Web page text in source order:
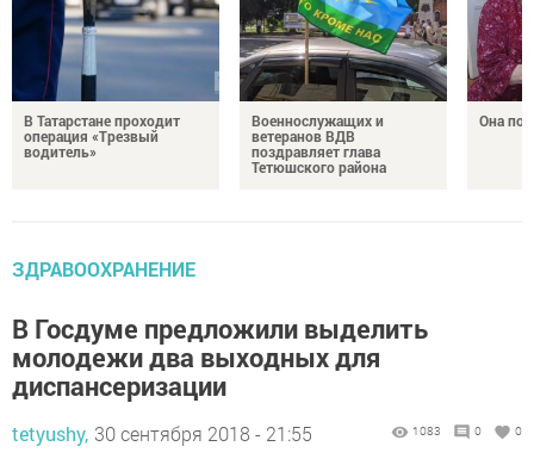
В Татарстане проходит
операция «Трезвый
водитель»
Военнослужащих и
ветеранов ВДВ
поздравляет глава
Тетюшского района
Она
ЗДРАВООХРАНЕНИЕ
В Госдуме предложили выделить
молодежи два выходных для
диспансеризации
tetyushy, 30 сентября 2018 - 21:55 1083 0 0